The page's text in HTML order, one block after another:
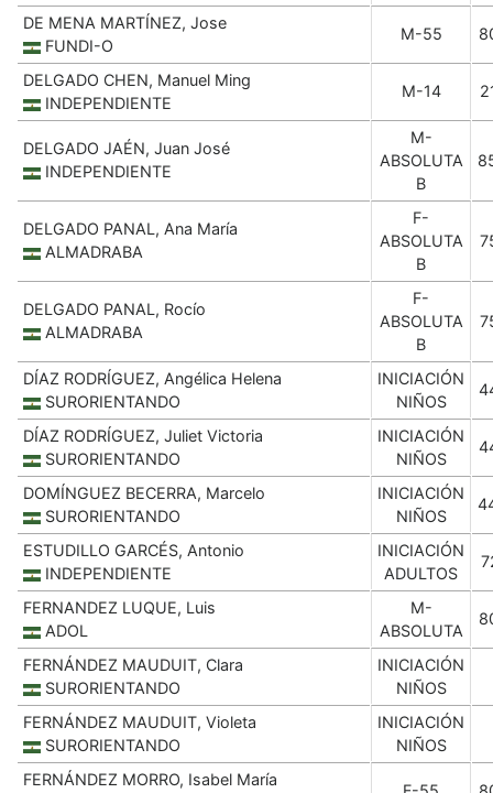
DE MENA MARTÍNEZ, Jose
FUNDI-O
M-55
DELGADO CHEN, Manuel Ming
INDEPENDIENTE
M-14
DELGADO JAÉN, Juan José
INDEPENDIENTE
M-
ABSOLUTA
B
DELGADO PANAL, Ana María
ALMADRABA
F-
ABSOLUTA
B
DELGADO PANAL, Rocío
ALMADRABA
F-
ABSOLUTA
B
DÍAZ RODRÍGUEZ, Angélica Helena
SURORIENTANDO
INICIACIÓN
NIÑOS
DÍAZ RODRÍGUEZ, Juliet Victoria
SURORIENTANDO
INICIACIÓN
NIÑOS
DOMÍNGUEZ BECERRA, Marcelo
SURORIENTANDO
INICIACIÓN
NIÑOS
ESTUDILLO GARCÉS, Antonio
INDEPENDIENTE
INICIACIÓN
ADULTOS
FERNANDEZ LUQUE, Luis
ADOL
M-
ABSOLUTA
FERNÁNDEZ MAUDUIT, Clara
SURORIENTANDO
INICIACIÓN
NIÑOS
FERNÁNDEZ MAUDUIT, Violeta
SURORIENTANDO
INICIACIÓN
NIÑOS
FERNÁNDEZ MORRO, Isabel María